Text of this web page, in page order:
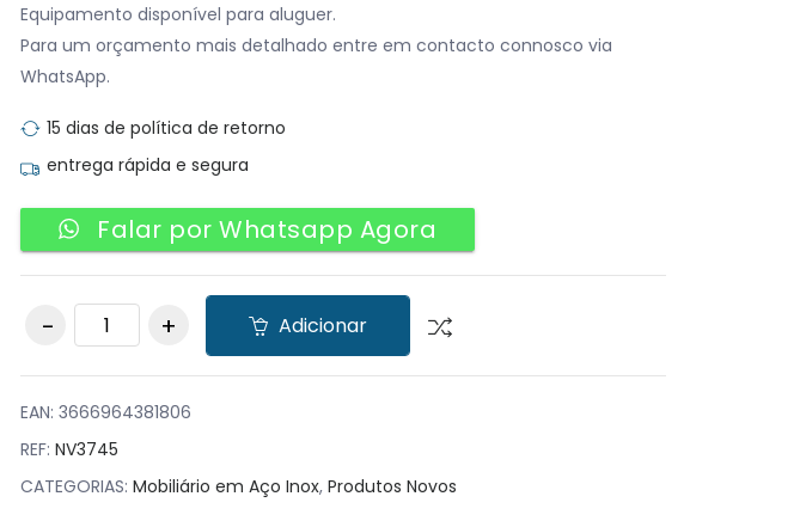
Equipamento disponível para aluguer.
Para um orçamento mais detalhado entre em contacto connosco via
WhatsApp.
15 dias de política de retorno
entrega rápida e segura
Falar por Whatsapp Agora
Conjunto 2
Molheiras Douradas
Adicionar
EAN: 3666964381806
REF: NV3745
CATEGORIAS: Mobiliário em Aço Inox, Produtos Novos